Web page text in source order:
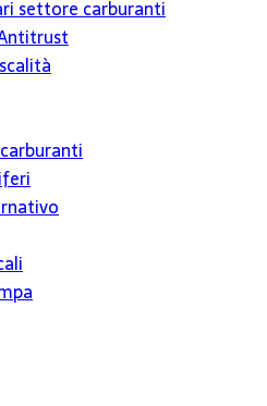
settore carburanti